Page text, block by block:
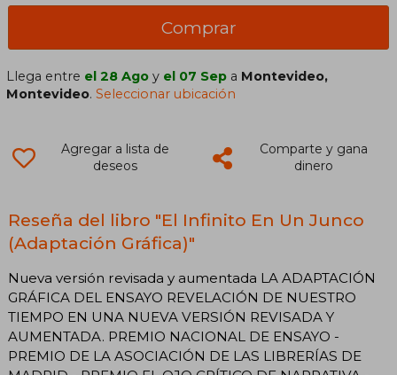
Comprar
Llega entre el 28 Ago y el 07 Sep a Montevideo,
Montevideo.Seleccionar ubicación
Agregar a lista de
deseos
Comparte y gana
dinero
Reseña del libro "El Infinito En Un Junco
(Adaptación Gráfica)"
Nueva versión revisada y aumentada LA ADAPTACIÓN
GRÁFICA DEL ENSAYO REVELACIÓN DE NUESTRO
TIEMPO EN UNA NUEVA VERSIÓN REVISADA Y
AUMENTADA. PREMIO NACIONAL DE ENSAYO -
PREMIO DE LA ASOCIACIÓN DE LAS LIBRERÍAS DE